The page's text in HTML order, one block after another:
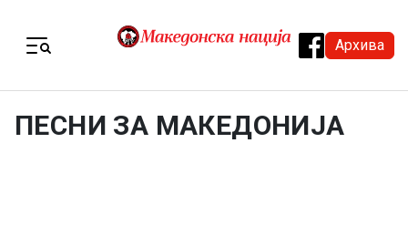
Архива
ПЕСНИ ЗА МАКЕДОНИЈА